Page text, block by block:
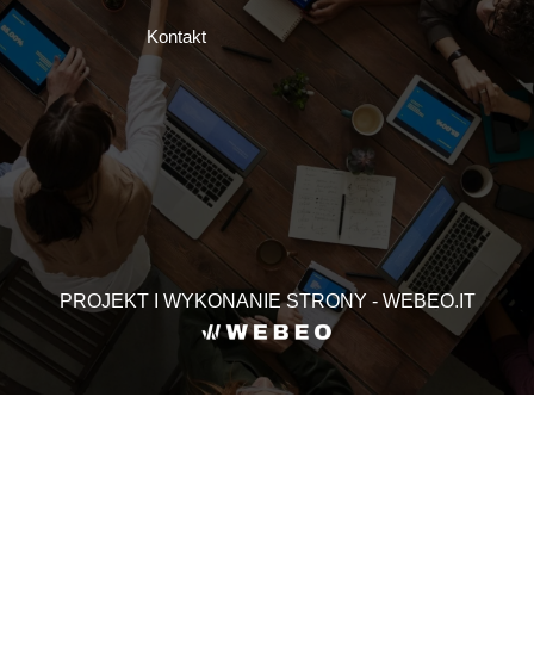
Kontakt
PROJEKT I WYKONANIE STRONY - WEBEO.IT